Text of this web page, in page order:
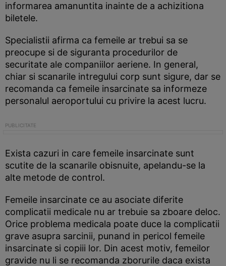
informarea amanuntita inainte de a achizitiona
biletele.
Specialistii afirma ca femeile ar trebui sa se
preocupe si de siguranta procedurilor de
securitate ale companiilor aeriene. In general,
chiar si scanarile intregului corp sunt sigure, dar se
recomanda ca femeile insarcinate sa informeze
personalul aeroportului cu privire la acest lucru.
Exista cazuri in care femeile insarcinate sunt
scutite de la scanarile obisnuite, apelandu-se la
alte metode de control.
Femeile insarcinate ce au asociate diferite
complicatii medicale nu ar trebuie sa zboare deloc.
Orice problema medicala poate duce la complicatii
grave asupra sarcinii, punand in pericol femeile
insarcinate si copiii lor. Din acest motiv, femeilor
gravide nu li se recomanda zborurile daca exista